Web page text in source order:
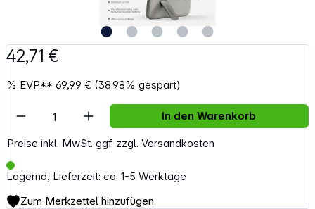
42,71 €
% EVP**69,99 € (38.98% gespart)
Preise inkl. MwSt. ggf. zzgl. Versandkosten
Lagernd, Lieferzeit: ca. 1-5 Werktage
Artikel Anzahl: Gib den gewünschten
In den Warenkorb
Zum Merkzettel hinzufügen